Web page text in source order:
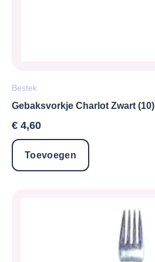
Bestek
Gebaksvorkje Charlot Zwart (10)
€ 4,60
Toevoegen